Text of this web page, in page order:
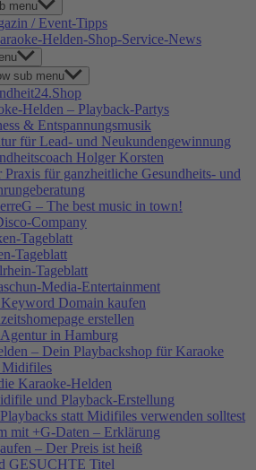
menu
/ Event-Tipps
Helden-Shop-Service-News
sub menu
Helden – Playback-Partys
& Entspannungsmusik
für Lead- und Neukundengewinnung
Holger Korsten
Praxis für ganzheitliche Gesundheits- und
– The best music in town!
Company
Tageblatt
Tageblatt
Tageblatt
Media-Entertainment
Domain kaufen
erstellen
in Hamburg
– Dein Playbackshop für Karaoke
Karaoke-Helden
und Playback-Erstellung
statt Midifiles verwenden solltest
mit +G-Daten – Erklärung
– Der Preis ist heiß
GESUCHTE Titel